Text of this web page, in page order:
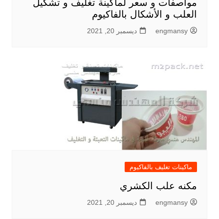
مواصفات و سعر لماكينة تغليف و تشكيل
العلب و الأشكال بالفاكيوم
engmansy ديسمبر 20, 2021
ماكينات تغليف بالفاكيوم
مكنه علب الكشري
engmansy ديسمبر 20, 2021